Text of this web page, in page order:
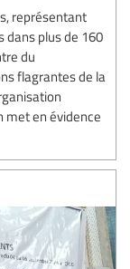
représentant
dans plus de 160
du
flagrantes de la
met en évidence